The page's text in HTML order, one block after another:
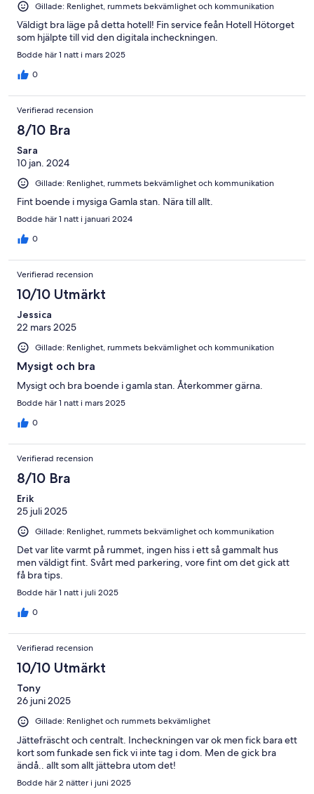
Gillade: Renlighet, rummets bekvämlighet och kommunikation
Väldigt bra läge på detta hotell! Fin service feån Hotell Hötorget
som hjälpte till vid den digitala incheckningen.
Bodde här 1 natt i mars 2025
0
Verifierad recension
8/10 Bra
Sara
10 jan. 2024
Gillade: Renlighet, rummets bekvämlighet och kommunikation
Fint boende i mysiga Gamla stan. Nära till allt.
Bodde här 1 natt i januari 2024
0
Verifierad recension
10/10 Utmärkt
Jessica
22 mars 2025
Gillade: Renlighet, rummets bekvämlighet och kommunikation
Mysigt och bra
Mysigt och bra boende i gamla stan. Återkommer gärna.
Bodde här 1 natt i mars 2025
0
Verifierad recension
8/10 Bra
Erik
25 juli 2025
Gillade: Renlighet, rummets bekvämlighet och kommunikation
Det var lite varmt på rummet, ingen hiss i ett så gammalt hus
men väldigt fint. Svårt med parkering, vore fint om det gick att
få bra tips.
Bodde här 1 natt i juli 2025
0
Verifierad recension
10/10 Utmärkt
Tony
26 juni 2025
Gillade: Renlighet och rummets bekvämlighet
Jättefräscht och centralt. Incheckningen var ok men fick bara ett
kort som funkade sen fick vi inte tag i dom. Men de gick bra
ändå.. allt som allt jättebra utom det!
Bodde här 2 nätter i juni 2025